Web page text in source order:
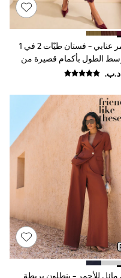
أحمر عنابي - فستان طيّات 2 في 1
الطول بأكمام قصيرة من
Friends Like